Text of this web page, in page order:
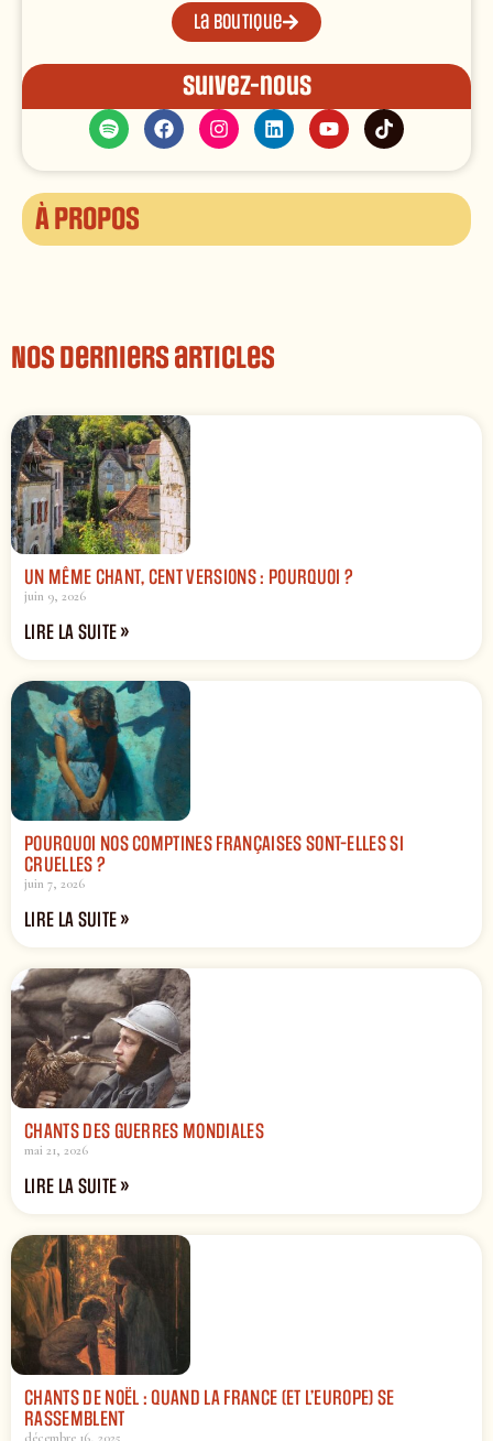
La boutique
Suivez-nous
À propos
Nos derniers articles
UN MÊME CHANT, CENT VERSIONS : POURQUOI ?
juin 9, 2026
LIRE LA SUITE »
POURQUOI NOS COMPTINES FRANÇAISES SONT-ELLES SI
CRUELLES ?
juin 7, 2026
LIRE LA SUITE »
CHANTS DES GUERRES MONDIALES
mai 21, 2026
LIRE LA SUITE »
CHANTS DE NOËL : QUAND LA FRANCE (ET L’EUROPE) SE
RASSEMBLENT
décembre 16, 2025